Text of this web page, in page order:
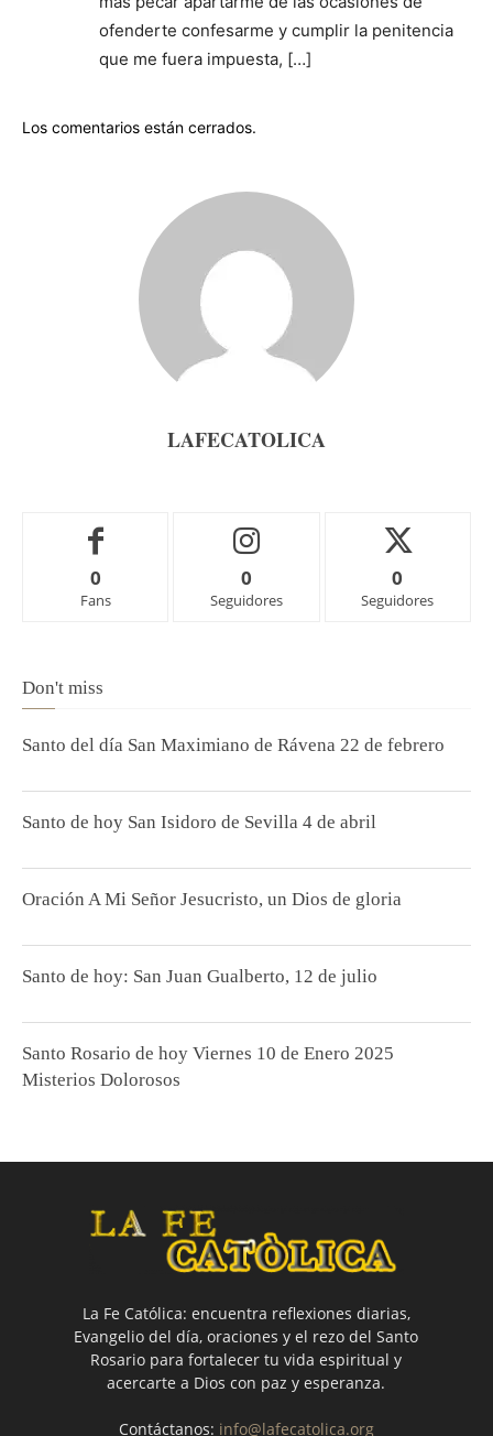
ofenderte confesarme y cumplir la penitencia
que me fuera impuesta, […]
Los comentarios están cerrados.
LAFECATOLICA
0
Fans
0
Seguidores
0
Seguidores
Don't miss
Santo del día San Maximiano de Rávena 22 de febrero
Santo de hoy San Isidoro de Sevilla 4 de abril
Oración A Mi Señor Jesucristo, un Dios de gloria
Santo de hoy: San Juan Gualberto, 12 de julio
Santo Rosario de hoy Viernes 10 de Enero 2025
Misterios Dolorosos
La Fe Católica: encuentra reflexiones diarias,
Evangelio del día, oraciones y el rezo del Santo
Rosario para fortalecer tu vida espiritual y
acercarte a Dios con paz y esperanza.
Contáctanos: info@lafecatolica.org